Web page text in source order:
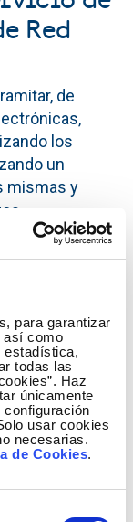
para garantizar
así como
estadística,
todas las
Haz
únicamente
usar cookies
necesarias.
de Cookies.
Red
de
los
un
mismas y